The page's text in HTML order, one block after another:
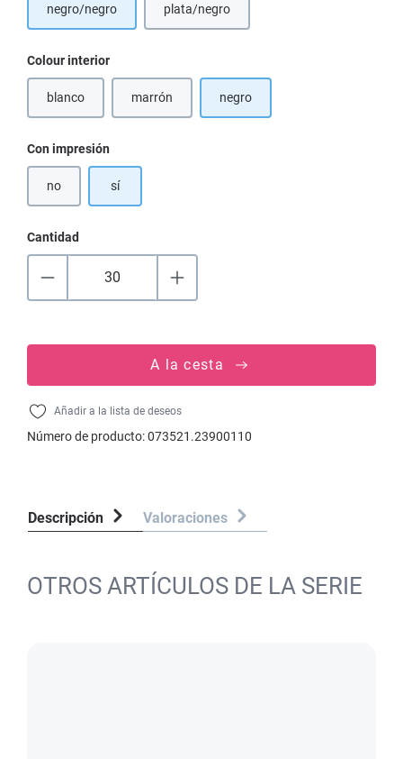
negro/negro plata/negro
Seleccione
Colour interior
blanco(Esta opción no está disponible en este momento.)
marrón(Esta opción no está disponible en este momento.)
negro
Seleccione
Con impresión
no sí
Cantidad
A la cesta
Añadir a la lista de deseos
Número de producto:073521.23900110
Descripción Valoraciones
OTROS ARTÍCULOS DE LA SERIE